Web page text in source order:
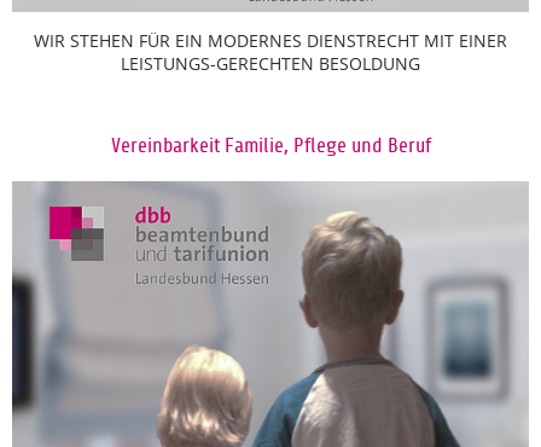
WIR STEHEN FÜR EIN MODERNES DIENSTRECHT MIT EINER
LEISTUNGS-GERECHTEN BESOLDUNG
Vereinbarkeit Familie, Pflege und Beruf